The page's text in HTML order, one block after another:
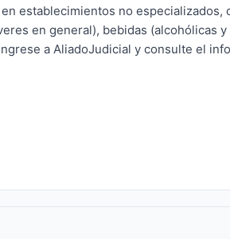
establecimientos no
en general), bebidas (alcohólicas y
a AliadoJudicial y consulte el